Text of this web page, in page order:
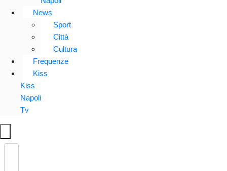
News
Sport
Città
Cultura
Frequenze
Kiss
Kiss
Napoli
Tv